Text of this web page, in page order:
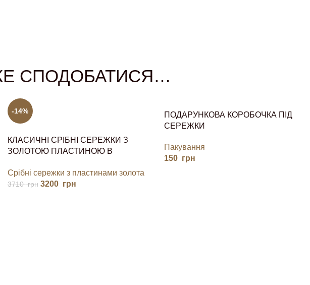
СПОДОБАТИСЯ…
-14%
КЛАСИЧНІ СРІБНІ СЕРЕЖКИ З
ЗОЛОТОЮ ПЛАСТИНОЮ В
КАМІНЧИКІВ
Срібні сережки з пластинами золота
3710грн 3200 грн
ПОДАРУНКОВА КОРОБОЧКА ПІД
СЕРЕЖКИ
Пакування
150 грн